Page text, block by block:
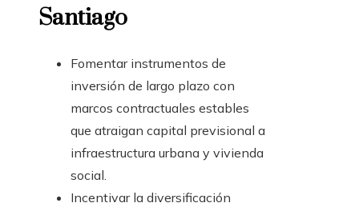
Santiago
Fomentar instrumentos de
inversión de largo plazo con
marcos contractuales estables
que atraigan capital previsional a
infraestructura urbana y vivienda
social.
Incentivar la diversificación